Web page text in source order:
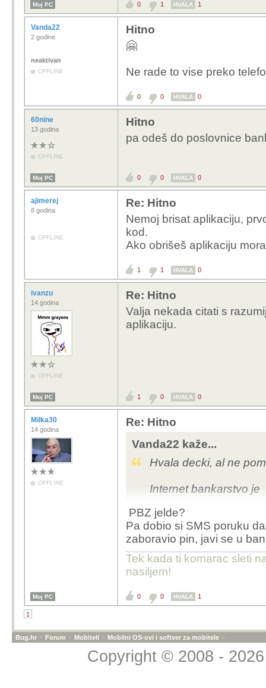
Moj PC 0 1 HVALA 1
Vanda22
2 godine
neaktivan
OFFLINE
Hitno
🤗
Ne rade to vise preko
0 0 HVALA 0
60nine
13 godina
OFFLINE
Hitno
pa odeš do poslovnice
Moj PC 0 0 HVALA 0
ajimerej
8 godina
OFFLINE
Re: Hitno
Nemoj brisat aplikaciju,
kod.
Ako obrišeš aplikaciju
1 1 HVALA 0
ivanzu
14 godina
OFFLINE
Re: Hitno
Valja nekada citati s
aplikaciju.
Moj PC 1 0 HVALA 0
Milka30
14 godina
OFFLINE
Re: Hitno
Vanda22 kaže...
Hvala decki, al ne
Internet bankarstvo je
PBZ jelde?
Pa dobio si SMS poruku
zaboravio pin, javi se u
Tek kada ti komarac sleti
nasiljem!
Moj PC 0 0 HVALA 1
1
Bug.hr » Forum » Mobiteli » Mobilni OS-ovi i softver za mobitele »
Copyright © 2008 -